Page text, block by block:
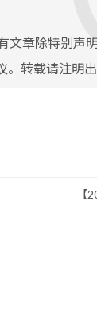
文章除特别声
。转载请注明出
【